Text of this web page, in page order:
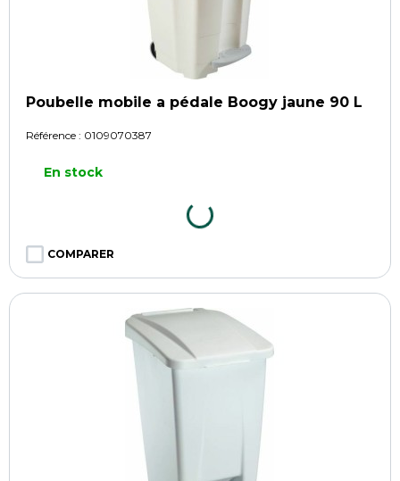
Poubelle mobile a pédale Boogy jaune 90 L
Référence : 0109070387
En stock
COMPARER